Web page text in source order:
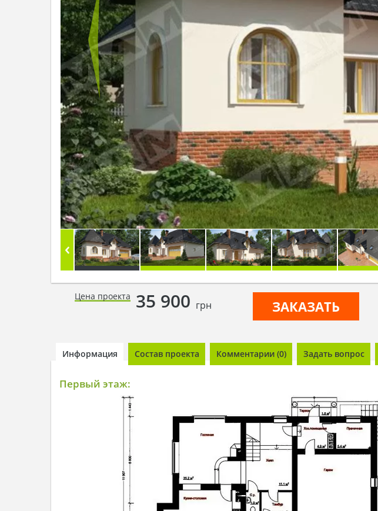
Цена проекта 35 900 грн ЗАКАЗАТЬ
Информация Состав проекта Комментарии (0) Задать вопрос
Первый этаж: